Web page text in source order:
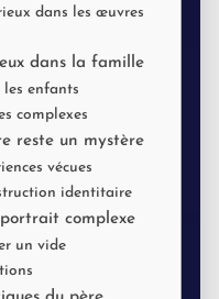
dans les œuvres
dans la famille
les enfants
complexes
reste un mystère
vécues
identitaire
complexe
un vide